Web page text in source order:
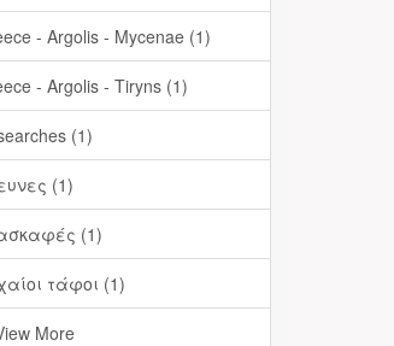
- Argolis - Mycenae (1)
- Argolis - Tiryns (1)
(1)
(1)
(1)
τάφοι (1)
More